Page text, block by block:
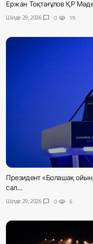
Ержан Тоқтағұлов ҚР
Шілде 29, 2026 chat_bubble 0 visibility 19
Президент «Болашақ
сал...
Шілде 29, 2026 chat_bubble 0 visibility 6